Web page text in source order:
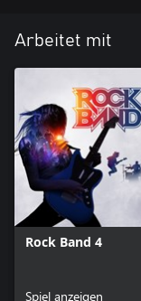
Arbeitet mit
Rock Band 4
Spiel anzeigen